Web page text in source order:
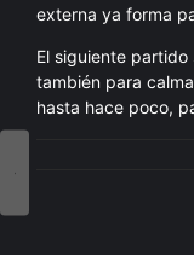
externa ya forma
El siguiente
también para
hasta hace poco,